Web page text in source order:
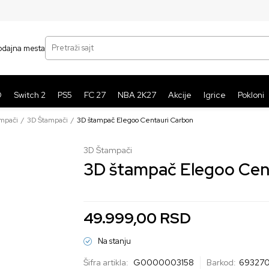
mesta Pretraži sajt
Switch 2 PS5 FC 27 NBA 2K27 Akcije Igrice Pokloni
3D Štampači 3D štampač Elegoo Centauri Carbon
3D Štampači
3D štampač Elegoo
49.999,00 RSD
Na stanju
Šifra artikla: G0000003158 Barkod: